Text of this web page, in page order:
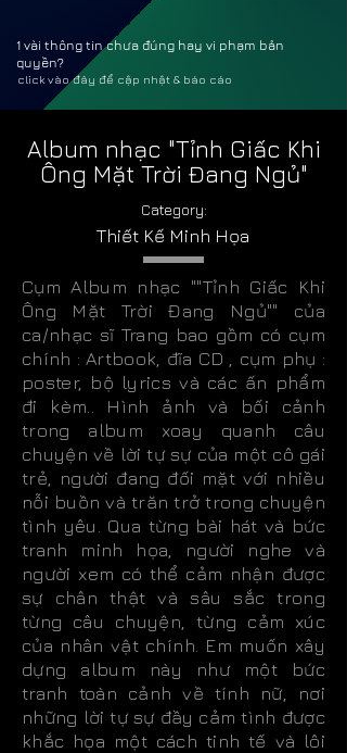
1 vài thông tin chưa đúng hay vi phạm bản
quyền?
click vào đây để cập nhật & báo cáo
Album nhạc "Tỉnh Giấc Khi
Ông Mặt Trời Đang Ngủ"
Category:
Thiết Kế Minh Họa
Cụm Album nhạc ""Tỉnh Giấc Khi
Ông Mặt Trời Đang Ngủ"" của
ca/nhạc sĩ Trang bao gồm có cụm
chính : Artbook, đĩa CD , cụm phụ :
poster, bộ lyrics và các ấn phẩm
đi kèm.. Hình ảnh và bối cảnh
trong album xoay quanh câu
chuyện về lời tự sự của một cô gái
trẻ, người đang đối mặt với nhiều
nỗi buồn và trăn trở trong chuyện
tình yêu. Qua từng bài hát và bức
tranh minh họa, người nghe và
người xem có thể cảm nhận được
sự chân thật và sâu sắc trong
từng câu chuyện, từng cảm xúc
của nhân vật chính. Em muốn xây
dựng album này như một bức
tranh toàn cảnh về tính nữ, nơi
những lời tự sự đầy cảm tình được
khắc họa một cách tinh tế và lôi